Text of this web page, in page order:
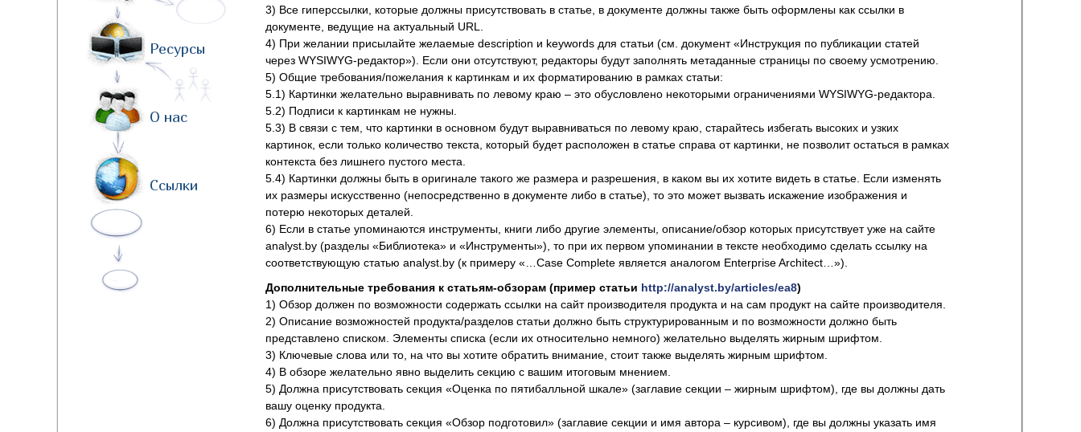
Ресурсы
О нас
Ссылки
3) Все гиперссылки, которые должны присутствовать в статье, в документе должны также быть оформлены как ссылки в
документе, ведущие на актуальный URL.
4) При желании присылайте желаемые description и keywords для статьи (см. документ «Инструкция по публикации статей
через WYSIWYG-редактор»). Если они отсутствуют, редакторы будут заполнять метаданные страницы по своему усмотрению.
5) Общие требования/пожелания к картинкам и их форматированию в рамках статьи:
5.1) Картинки желательно выравнивать по левому краю – это обусловлено некоторыми ограничениями WYSIWYG-редактора.
5.2) Подписи к картинкам не нужны.
5.3) В связи с тем, что картинки в основном будут выравниваться по левому краю, старайтесь избегать высоких и узких
картинок, если только количество текста, который будет расположен в статье справа от картинки, не позволит остаться в рамках
контекста без лишнего пустого места.
5.4) Картинки должны быть в оригинале такого же размера и разрешения, в каком вы их хотите видеть в статье. Если изменять
их размеры искусственно (непосредственно в документе либо в статье), то это может вызвать искажение изображения и
потерю некоторых деталей.
6) Если в статье упоминаются инструменты, книги либо другие элементы, описание/обзор которых присутствует уже на сайте
analyst.by (разделы «Библиотека» и «Инструменты»), то при их первом упоминании в тексте необходимо сделать ссылку на
соответствующую статью analyst.by (к примеру «…Case Complete является аналогом Enterprise Architect…»).
Дополнительные требования к статьям-обзорам (пример статьи http://analyst.by/articles/ea8)
1) Обзор должен по возможности содержать ссылки на сайт производителя продукта и на сам продукт на сайте производителя.
2) Описание возможностей продукта/разделов статьи должно быть структурированным и по возможности должно быть
представлено списком. Элементы списка (если их относительно немного) желательно выделять жирным шрифтом.
3) Ключевые слова или то, на что вы хотите обратить внимание, стоит также выделять жирным шрифтом.
4) В обзоре желательно явно выделить секцию с вашим итоговым мнением.
5) Должна присутствовать секция «Оценка по пятибалльной шкале» (заглавие секции – жирным шрифтом), где вы должны дать
вашу оценку продукта.
6) Должна присутствовать секция «Обзор подготовил» (заглавие секции и имя автора – курсивом), где вы должны указать имя